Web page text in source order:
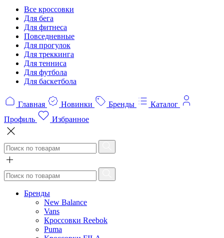
Все кроссовки
Для бега
Для фитнеса
Повседневные
Для прогулок
Для треккинга
Для тенниса
Для футбола
Для баскетбола
Главная Новинки Бренды
Каталог
Профиль
Избранное
Бренды
New Balance
Vans
Кроссовки Reebok
Puma